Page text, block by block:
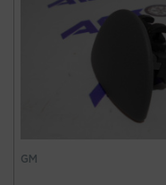
GM